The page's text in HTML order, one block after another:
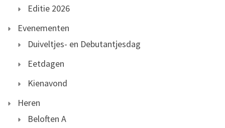
Editie 2026
Evenementen
Duiveltjes- en Debutantjesdag
Eetdagen
Kienavond
Heren
Beloften A